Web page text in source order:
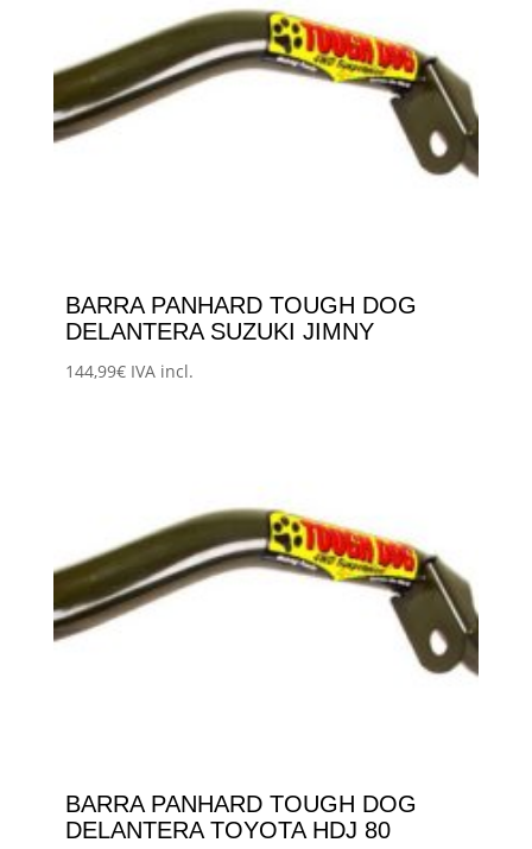
BARRA PANHARD TOUGH DOG
DELANTERA SUZUKI JIMNY
144,99€ IVA incl.
BARRA PANHARD TOUGH DOG
DELANTERA TOYOTA HDJ 80